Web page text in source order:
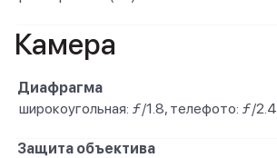
Камера
Диафрагма
широкоугольная: ƒ/1.8, телефото: ƒ/2.4
Защита объектива